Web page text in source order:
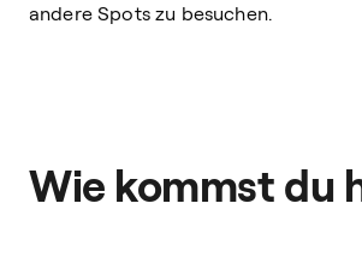
andere Spots zu besuchen.
Wie kommst du